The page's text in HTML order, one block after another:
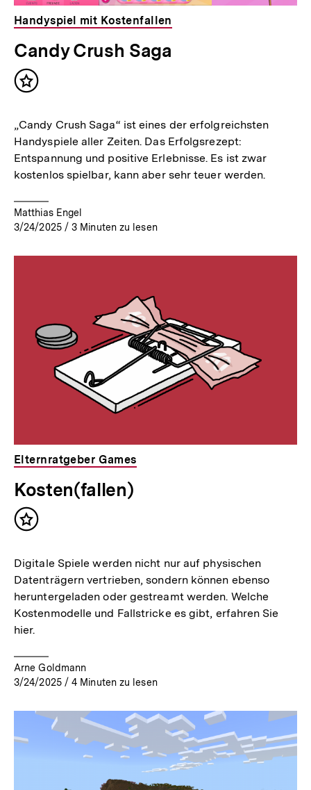
Handyspiel mit Kostenfallen
Candy Crush Saga
Inhalt
„Candy Crush Saga“ ist eines der erfolgreichsten
Handyspiele aller Zeiten. Das Erfolgsrezept:
Entspannung und positive Erlebnisse. Es ist zwar
kostenlos spielbar, kann aber sehr teuer werden.
Matthias Engel
3/24/2025 / 3 Minuten zu lesen
Elternratgeber Games
Kosten(fallen)
Inhalt
Digitale Spiele werden nicht nur auf physischen
Datenträgern vertrieben, sondern können ebenso
heruntergeladen oder gestreamt werden. Welche
Kostenmodelle und Fallstricke es gibt, erfahren Sie
hier.
Arne Goldmann
3/24/2025 / 4 Minuten zu lesen